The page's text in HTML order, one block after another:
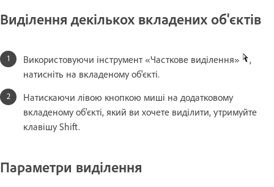
Виділення декількох вкладених об'єктів
Використовуючи інструмент «Часткове виділення»
,
натисніть на вкладеному об'єкті.
Натискаючи лівою кнопкою миші на додатковому
вкладеному об'єкті, який ви хочете виділити, утримуйте
клавішу Shift.
Параметри виділення